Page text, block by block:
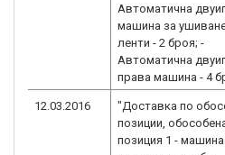
Автоматична
машина за
ленти - 2 броя; -
Автоматична
права машина - 4
12.03.2016
"Доставка по
позиции,
позиция 1 - машина